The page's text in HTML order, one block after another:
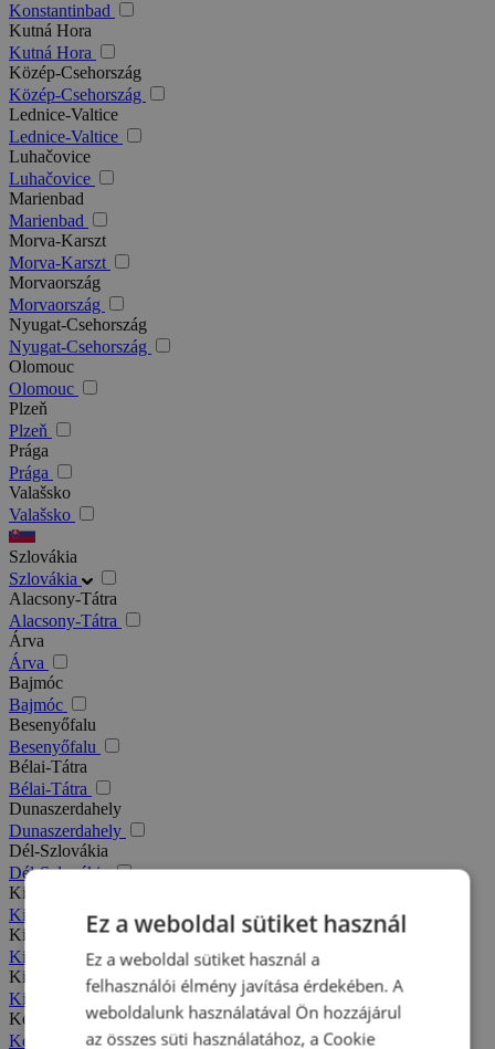
Konstantinbad
Kutná Hora
Kutná Hora
Közép-Csehország
Közép-Csehország
Lednice-Valtice
Lednice-Valtice
Luhačovice
Luhačovice
Marienbad
Marienbad
Morva-Karszt
Morva-Karszt
Morvaország
Morvaország
Nyugat-Csehország
Nyugat-Csehország
Olomouc
Olomouc
Plzeň
Plzeň
Prága
Prága
Valašsko
Valašsko
Szlovákia
Szlovákia
Alacsony-Tátra
Alacsony-Tátra
Árva
Árva
Bajmóc
Bajmóc
Besenyőfalu
Besenyőfalu
Bélai-Tátra
Bélai-Tátra
Dunaszerdahely
Dunaszerdahely
Dél-Szlovákia
Dél-Szlovákia
Kis-Fátra
Kis-Fátra
Kisbélic
Kisbélic
Kiszucai-Beszkidek
Kiszucai-Beszkidek
Komárno
Komárno
Ez a weboldal sütiket használ
Ez a weboldal sütiket használ a
felhasználói élmény javítása érdekében. A
weboldalunk használatával Ön hozzájárul
az összes süti használatához, a Cookie